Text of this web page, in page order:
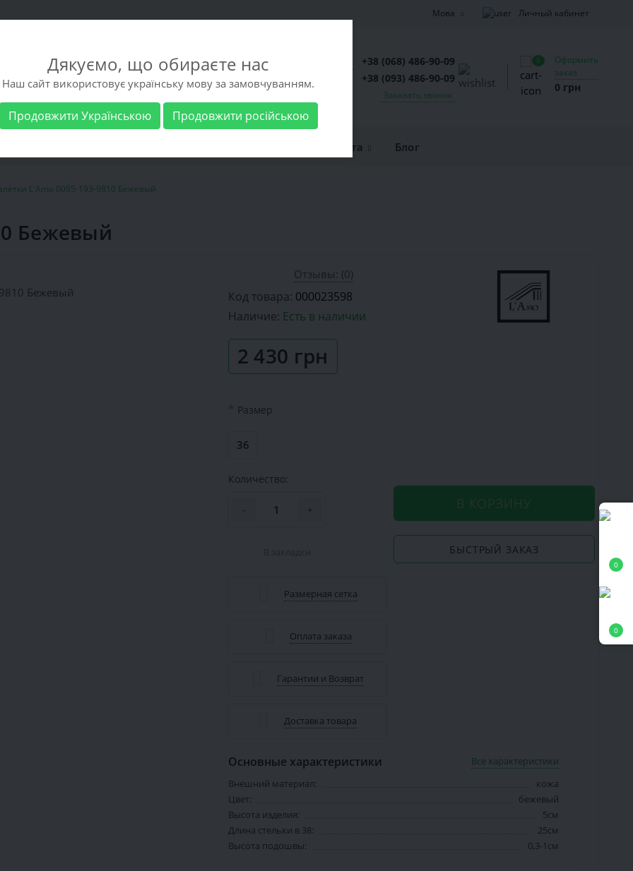
0
0
Мова Личный кабинет
+38 (068) 486-90-09
+38 (093) 486-90-09
Заказать звонок
0
Оформить
заказ
0 грн
Доставка и оплата Блог
L'Amo 0095-193-9810 Бежевый
Бежевый
Отзывы: (0)
Код товара: 000023598
Наличие: Есть в наличии
2 430 грн
* Размер
36
Количество:
- + В КОРЗИНУ
БЫСТРЫЙ ЗАКАЗ
Размерная сетка
Оплата заказа
Гарантии и Возврат
Доставка товара
Основные характеристики
Все характеристики
Внешний материал:
кожа
Цвет:
бежевый
Высота изделия:
5см
Длина стельки в 38:
25см
Высота подошвы:
0,3-1см
Дякуємо, що обираєте нас
Наш сайт використовує українську мову за замовчуванням.
Продовжити Українською Продовжити російською